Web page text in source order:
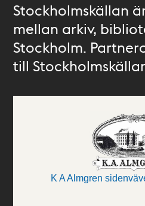
Stockholmskällan
mellan arkiv,
Stockholm.
till
K A Almgren